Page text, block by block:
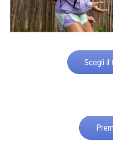
Scegli il